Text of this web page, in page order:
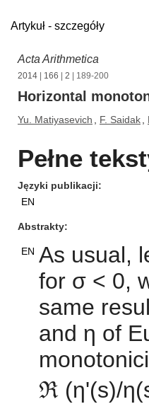
Artykuł - szczegóły
Acta Arithmetica
2014 166 2 | 189-200
Horizontal
Yu. Matiyasevich F. Saidak
Pełne
Języki publikacji
EN
Abstrakty
EN As usual,
for σ < 0,
same
and η of
ℜ (η'(s)/